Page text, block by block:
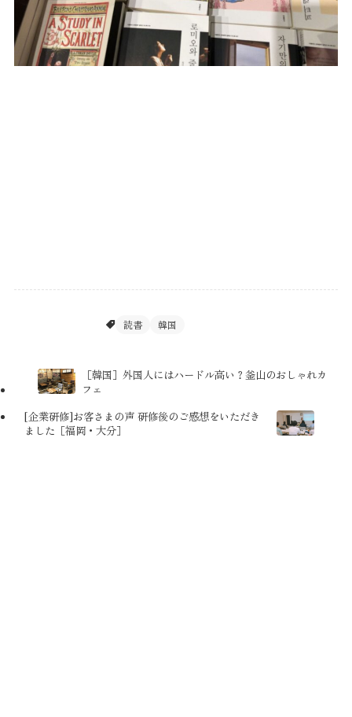
読書 韓国
［韓国］外国人にはハードル高い？釜山のおしゃれカ
フェ
[企業研修]お客さまの声 研修後のご感想をいただき
ました［福岡・大分］